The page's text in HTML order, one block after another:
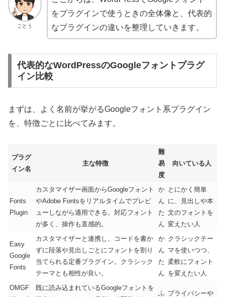
ごとう
をプラグインで使うときの全体像と、代表的
なプラグインの違いを整理していきます。
代表的なWordPressのGoogleフォントプラグ
イン比較
まずは、よく名前が挙がるGoogleフォント系プラグイン
を、特徴ごとに比べてみます。
プラグ
イン名
主な特徴
難
易
度
向いている人
Fonts
Plugin
カスタマイザー画面からGoogleフォント
やAdobe Fontsをリアルタイムでプレビ
ューしながら適用できる。対応フォント
が多く、操作も直感的。
か
ん
た
ん
とにかく簡単
に、見出しや本
文のフォントを
変えたい人
Easy
Google
Fonts
カスタマイザーと連携し、コードを書か
ずに段落や見出しごとにフォントを割り
当てられる定番プラグイン。クラシック
テーマとも相性が良い。
か
ん
た
ん
クラシックテー
マを使いつつ、
柔軟にフォント
を変えたい人
OMGF
既に読み込まれているGoogleフォントを
ふ プライバシーや